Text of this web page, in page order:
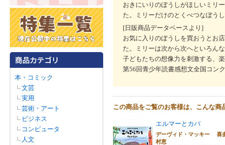
本・コミック
文芸
実用
芸術・アート
ビジネス
コンピュータ
人文
おきにいりのぼうしがほしいミリ
た。ミリーだけのとくべつなぼう
[日販商品データベースより]
お気に入りのぼうしを買おうとお
た。ミリーは次から次へといろん
子どもたちの想像力を刺激する、楽
第56回青少年読書感想文全国コン
この商品をご覧のお客様は、こんな商
エルマーとカバ
デーヴィド・マッキー 喜
村恵